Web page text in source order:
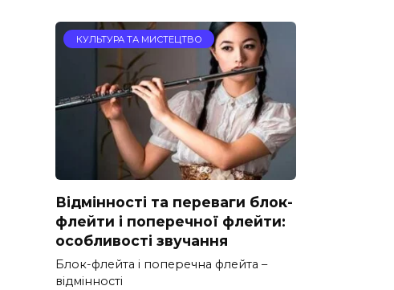
КУЛЬТУРА ТА МИСТЕЦТВО
Відмінності та переваги блок-
флейти і поперечної флейти:
особливості звучання
Блок-флейта і поперечна флейта –
відмінності